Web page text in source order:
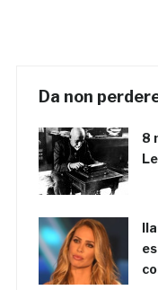
Da non
8